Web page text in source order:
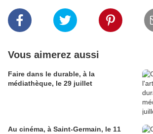
Vous aimerez aussi
Faire dans le durable, à la
médiathèque, le 29 juillet
Au cinéma, à Saint-Germain, le 11